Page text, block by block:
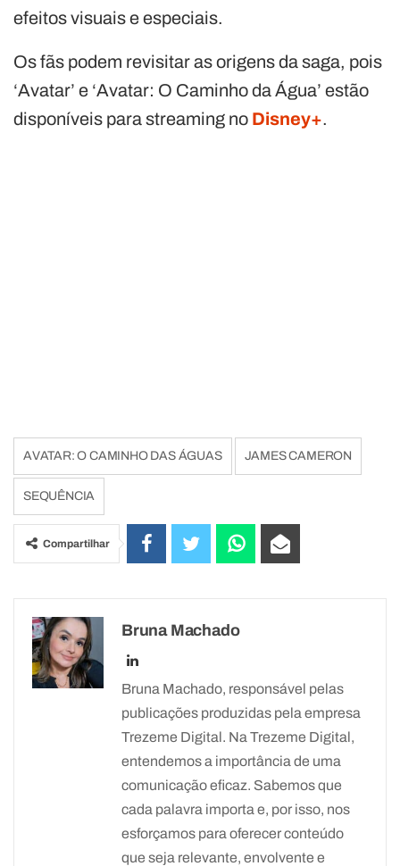
efeitos visuais e especiais.
Os fãs podem revisitar as origens da saga, pois
‘Avatar’ e ‘Avatar: O Caminho da Água’ estão
disponíveis para streaming no Disney+.
AVATAR: O CAMINHO DAS ÁGUAS JAMES CAMERON
SEQUÊNCIA
Compartilhar
Bruna Machado
Bruna Machado, responsável pelas
publicações produzidas pela empresa
Trezeme Digital. Na Trezeme Digital,
entendemos a importância de uma
comunicação eficaz. Sabemos que
cada palavra importa e, por isso, nos
esforçamos para oferecer conteúdo
que seja relevante, envolvente e